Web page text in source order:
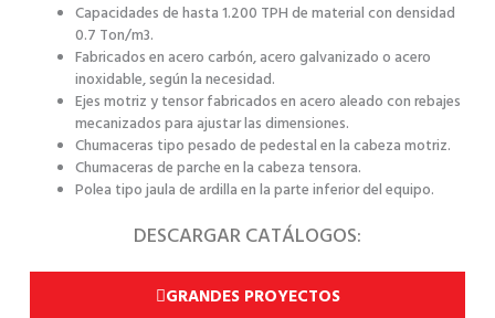
Capacidades de hasta 1.200 TPH de material con densidad
0.7 Ton/m3.
Fabricados en acero carbón, acero galvanizado o acero
inoxidable, según la necesidad.
Ejes motriz y tensor fabricados en acero aleado con rebajes
mecanizados para ajustar las dimensiones.
Chumaceras tipo pesado de pedestal en la cabeza motriz.
Chumaceras de parche en la cabeza tensora.
Polea tipo jaula de ardilla en la parte inferior del equipo.
DESCARGAR CATÁLOGOS:
GRANDES PROYECTOS